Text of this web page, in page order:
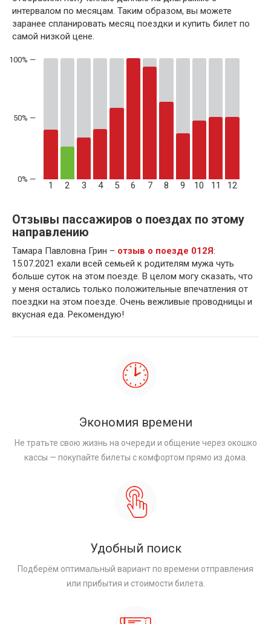
интервалом по месяцам. Таким образом, вы можете
заранее спланировать месяц поездки и купить билет по
самой низкой цене.
50% —
1 2 3 4 5 6 7 8 9 10 11 12
Отзывы пассажиров о поездах по этому
направлению
Тамара Павловна Грин – отзыв о поезде 012Я:
15.07.2021 ехали всей семьей к родителям мужа чуть
больше суток на этом поезде. В целом могу сказать, что
у меня остались только положительные впечатления от
поездки на этом поезде. Очень вежливые проводницы и
вкусная еда. Рекомендую!
Экономия времени
Не тратьте свою жизнь на очереди и общение через окошко
кассы — покупайте билеты с комфортом прямо из дома.
Удобный поиск
Подберём оптимальный вариант по времени отправления
или прибытия и стоимости билета.